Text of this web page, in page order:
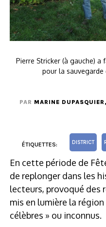
Pierre Stricker (à gauche) a
pour la sauvegarde
PAR MARINE DUPASQUIER
ÉTIQUETTES: DISTRICT
En cette période de
de replonger dans les
lecteurs, provoqué des
mis en lumière la
célèbres » ou inconnus.